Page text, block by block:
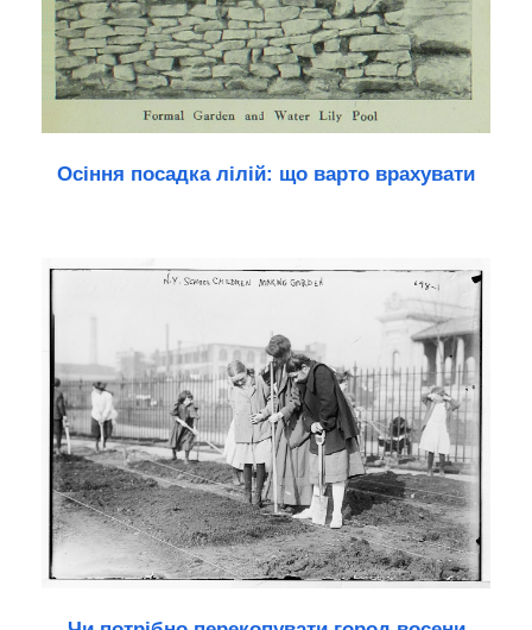
Осіння посадка лілій: що варто врахувати